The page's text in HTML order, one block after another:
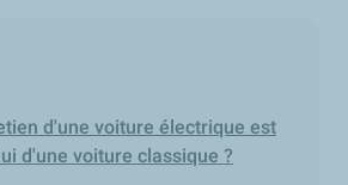
d'une voiture électrique est
d'une voiture classique ?